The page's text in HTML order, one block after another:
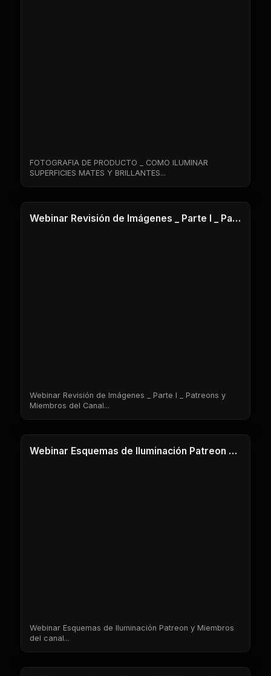
FOTOGRAFIA DE PRODUCTO _ COMO ILUMINAR
SUPERFICIES MATES Y BRILLANTES...
1 Clases
Webinar Revisión de Imágenes _ Parte I _ Patreons y Miembros del Canal
Webinar Revisión de Imágenes _ Parte I _ Patreons y
Miembros del Canal...
1 Clases
Webinar Esquemas de Iluminación Patreon y Miembros del canal
Webinar Esquemas de Iluminación Patreon y Miembros
del canal...
1 Clases